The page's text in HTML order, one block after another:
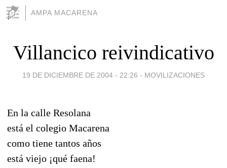
AMPA MACARENA
Villancico reivindicativo
19 DE DICIEMBRE DE 2004 - 22:26 - MOVILIZACIONES
En la calle Resolana
está el colegio Macarena
como tiene tantos años
está viejo ¡qué faena!